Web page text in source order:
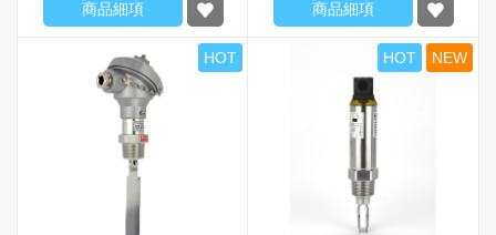
商品細項 商品細項
HOT HOT NEW